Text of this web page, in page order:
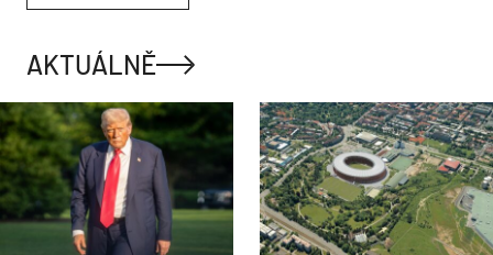
AKTUÁLNĚ